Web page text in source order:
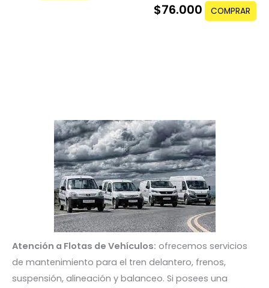
$76.000 COMPRAR
Atención a Flotas de Vehículos: ofrecemos servicios
de mantenimiento para el tren delantero, frenos,
suspensión, alineación y balanceo. Si posees una